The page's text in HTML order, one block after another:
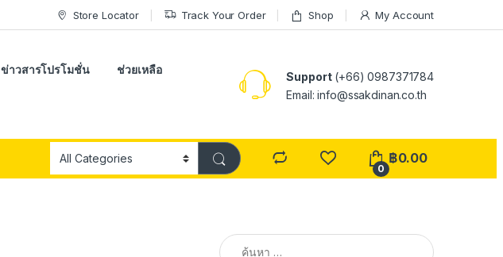
Store Locator Track Your Order Shop My Account
ข่าวสารโปรโมชั่น ช่วยเหลือ
Support(+66) 0987371784
Email: info@ssakdinan.co.th
0
฿0.00
ค้นหาสำหรับ: